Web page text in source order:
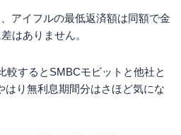
アイフルの最低返済額は同額で金
はありません。
較するとSMBCモビットと他社と
はり無利息期間分はさほど気にな